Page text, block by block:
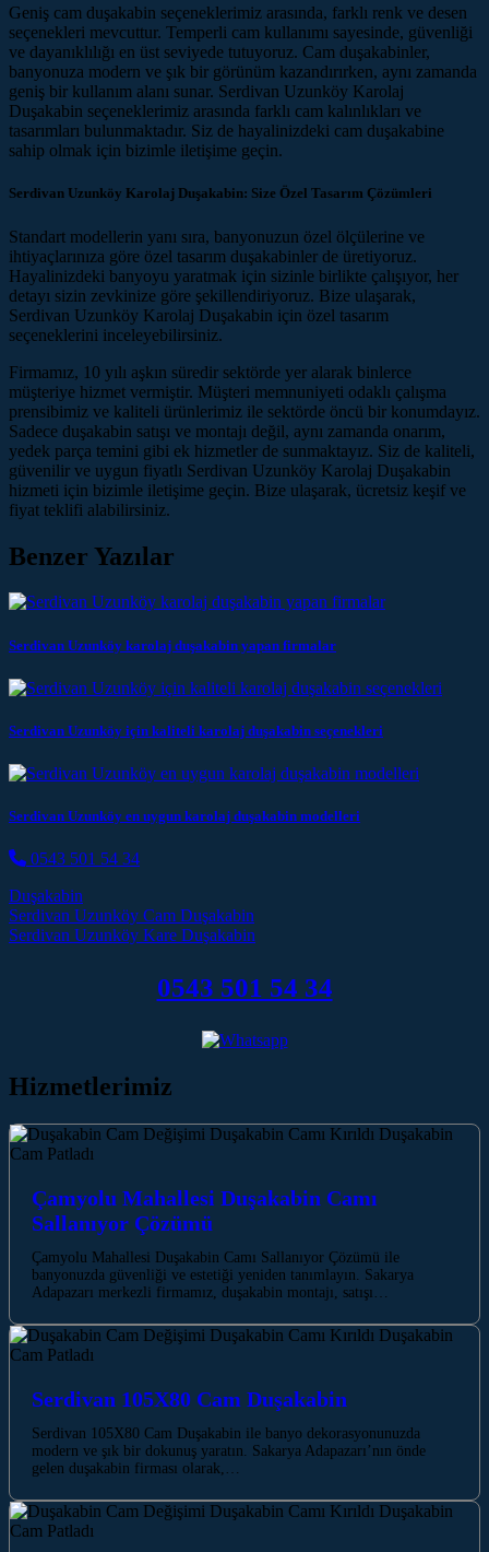
Geniş cam duşakabin seçeneklerimiz arasında, farklı renk ve desen
seçenekleri mevcuttur. Temperli cam kullanımı sayesinde, güvenliği
ve dayanıklılığı en üst seviyede tutuyoruz. Cam duşakabinler,
banyonuza modern ve şık bir görünüm kazandırırken, aynı zamanda
geniş bir kullanım alanı sunar. Serdivan Uzunköy Karolaj
Duşakabin seçeneklerimiz arasında farklı cam kalınlıkları ve
tasarımları bulunmaktadır. Siz de hayalinizdeki cam duşakabine
sahip olmak için bizimle iletişime geçin.
Serdivan Uzunköy Karolaj Duşakabin: Size Özel Tasarım Çözümleri
Standart modellerin yanı sıra, banyonuzun özel ölçülerine ve
ihtiyaçlarınıza göre özel tasarım duşakabinler de üretiyoruz.
Hayalinizdeki banyoyu yaratmak için sizinle birlikte çalışıyor, her
detayı sizin zevkinize göre şekillendiriyoruz. Bize ulaşarak,
Serdivan Uzunköy Karolaj Duşakabin için özel tasarım
seçeneklerini inceleyebilirsiniz.
Firmamız, 10 yılı aşkın süredir sektörde yer alarak binlerce
müşteriye hizmet vermiştir. Müşteri memnuniyeti odaklı çalışma
prensibimiz ve kaliteli ürünlerimiz ile sektörde öncü bir konumdayız.
Sadece duşakabin satışı ve montajı değil, aynı zamanda onarım,
yedek parça temini gibi ek hizmetler de sunmaktayız. Siz de kaliteli,
güvenilir ve uygun fiyatlı Serdivan Uzunköy Karolaj Duşakabin
hizmeti için bizimle iletişime geçin. Bize ulaşarak, ücretsiz keşif ve
fiyat teklifi alabilirsiniz.
Benzer Yazılar
Serdivan Uzunköy karolaj duşakabin yapan firmalar
Serdivan Uzunköy için kaliteli karolaj duşakabin seçenekleri
Serdivan Uzunköy en uygun karolaj duşakabin modelleri
0543 501 54 34
Duşakabin
Post navigation
Serdivan Uzunköy Cam Duşakabin
Serdivan Uzunköy Kare Duşakabin
0543 501 54 34
Hizmetlerimiz
Çamyolu Mahallesi Duşakabin Camı
Sallanıyor Çözümü
Çamyolu Mahallesi Duşakabin Camı Sallanıyor Çözümü ile
banyonuzda güvenliği ve estetiği yeniden tanımlayın. Sakarya
Adapazarı merkezli firmamız, duşakabin montajı, satışı…
Serdivan 105X80 Cam Duşakabin
Serdivan 105X80 Cam Duşakabin ile banyo dekorasyonunuzda
modern ve şık bir dokunuş yaratın. Sakarya Adapazarı’nın önde
gelen duşakabin firması olarak,…